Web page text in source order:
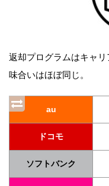
返却プログラムはキャ
味合いはほぼ同じ。
au
ドコモ
ソフトバンク